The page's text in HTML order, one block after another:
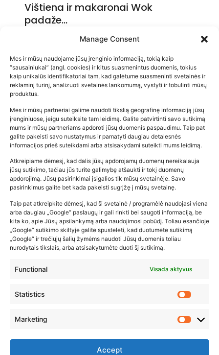
Manage Consent
Mes ir mūsų naudojame jūsų įrenginio informaciją, tokią kaip
“sausainiukai” (angl. cookies) ir kitus suasmenintus duomenis, tokius
kaip unikalūs identifikatoriai tam, kad galėtume suasmeninti svetainės ir
reklaminį turinį, analizuoti svetainės lankomumą, vystyti ir tobulinti mūsų
produktus.
Mes ir mūsų partneriai galime naudoti tikslią geografinę informaciją jūsų
įrenginiuose, jeigu suteiksite tam leidimą. Galite patvirtinti savo sutikimą
mums ir mūsų partneriams apdoroti jūsų duomenis paspaudimu. Taip pat
galite pakeisti savo nustatymus ir pamatyti daugiau detalesnės
informacijos prieš suteikdami arba atsisakydami suteikti mums leidimą.
Atkreipiame dėmesį, kad dalis jūsų apdorojamų duomenų nereikalauja
jūsų sutikimo, tačiau jūs turite galimybę atšaukti ir tokį duomenų
apdorojimą. Jūsų pasirinkimai įsigalios tik mūsų svetainėje. Savo
pasirinkimus galite bet kada pakeisti sugrįžę į mūsų svetainę.
Taip pat atkreipkite dėmesį, kad ši svetainė / programėlė naudojasi viena
arba daugiau „Google“ paslaugų ir gali rinkti bei saugoti informaciją, be
kita ko, apie Jūsų apsilankymą arba naudojimosi pobūdį. Toliau esančioje
„Google“ sutikimo skiltyje galite spustelėti, kad duotumėte sutikimą
„Google“ ir trečiųjų šalių žymėms naudoti Jūsų duomenis toliau
nurodytais tikslais, arba atsisakytumėte duoti šį sutikimą.
Functional Visada aktyvus
Statistics
Marketing
Accept
Vištiena ir makaronai Wok
padaže…
Populiariausios parduotuvės
kūdikių tyrelės –…
2026-02-22